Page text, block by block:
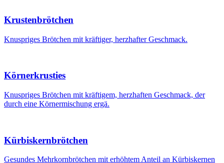
Krustenbrötchen
Knuspriges Brötchen mit kräftiger, herzhafter Geschmack.
Körnerkrusties
Knuspriges Brötchen mit kräftigem, herzhaften Geschmack, der
durch eine Körnermischung ergä.
Kürbiskernbrötchen
Gesundes Mehrkornbrötchen mit erhöhtem Anteil an Kürbiskernen